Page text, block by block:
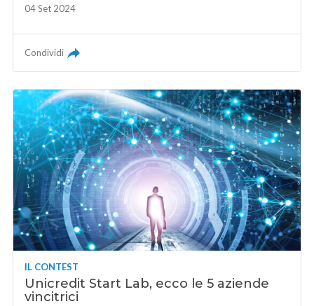
04 Set 2024
Condividi
IL CONTEST
Unicredit Start Lab, ecco le 5 aziende
vincitrici